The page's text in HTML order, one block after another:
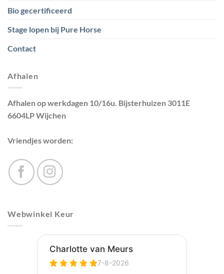
Bio gecertificeerd
Stage lopen bij Pure Horse
Contact
Afhalen
Afhalen op werkdagen 10/16u. Bijsterhuizen 3011E
6604LP Wijchen
Vriendjes worden:
Webwinkel Keur